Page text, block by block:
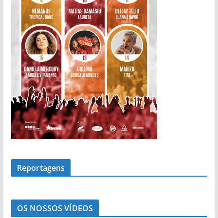
Reportagens
OS NOSSOS VÍDEOS